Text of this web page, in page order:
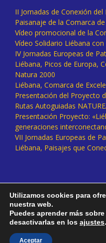
II Jornadas de Conexión
Paisanaje de la Comarca
Vídeo promocional de la
Vídeo Solidario Liébana
IV Jornadas Europeas de
Liébana, Picos de Europa,
Natura 2000
Liébana, Comarca de
Presentación del Proyecto
Rutas Autoguiadas
Presentación Proyecto:
generaciones
VII Jornadas Europeas de
Liébana, Paisajes que
Utilizamos cookies para
nuestra web.
Puedes aprender más
desactivarlas en los ajustes.
Aceptar